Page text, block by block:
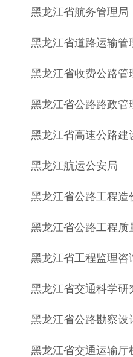
黑龙江省航务管理局
黑龙江省道路运输管
黑龙江省收费公路管
黑龙江省公路路政管
黑龙江省高速公路建
黑龙江航运公安局
黑龙江省公路工程造
黑龙江省公路工程质
黑龙江省工程监理咨
黑龙江省交通科学研
黑龙江省公路勘察设
黑龙江省交通运输厅